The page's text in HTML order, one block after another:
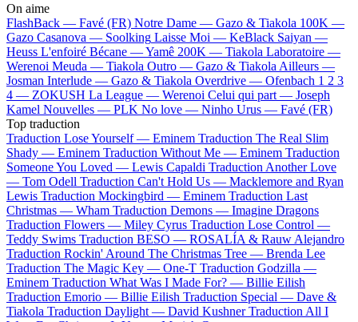
On aime
FlashBack — Favé (FR) Notre Dame — Gazo & Tiakola 100K —
Gazo Casanova — Soolking Laisse Moi — KeBlack Saiyan —
Heuss L'enfoiré Bécane —Yamê 200K — Tiakola Laboratoire —
Werenoi Meuda — Tiakola Outro — Gazo & Tiakola Ailleurs —
Josman Interlude — Gazo & Tiakola Overdrive — Ofenbach 1 2 3
4 — ZOKUSH La League — Werenoi Celui qui part — Joseph
Kamel Nouvelles — PLK No love — Ninho Urus — Favé (FR)
Top traduction
Traduction Lose Yourself — Eminem Traduction The Real Slim
Shady — Eminem Traduction Without Me — Eminem Traduction
Someone You Loved — Lewis Capaldi Traduction Another Love
— Tom Odell Traduction Can't Hold Us — Macklemore and Ryan
Lewis Traduction Mockingbird — Eminem Traduction Last
Christmas — Wham Traduction Demons — Imagine Dragons
Traduction Flowers — Miley Cyrus Traduction Lose Control —
Teddy Swims Traduction BESO — ROSALÍA & Rauw Alejandro
Traduction Rockin' Around The Christmas Tree — Brenda Lee
Traduction The Magic Key — One-T Traduction Godzilla —
Eminem Traduction What Was I Made For? — Billie Eilish
Traduction Emorio — Billie Eilish Traduction Special — Dave &
Tiakola Traduction Daylight — David Kushner Traduction All I